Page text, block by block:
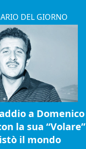
DEL GIORNO
a Domenico
la sua “Volare”
il mondo